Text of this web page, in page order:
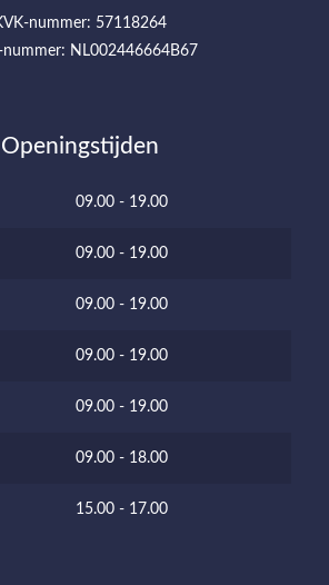
nummer: 57118264
nummer: NL002446664B67
Openingstijden
09.00 - 19.00
09.00 - 19.00
09.00 - 19.00
09.00 - 19.00
09.00 - 19.00
09.00 - 18.00
15.00 - 17.00